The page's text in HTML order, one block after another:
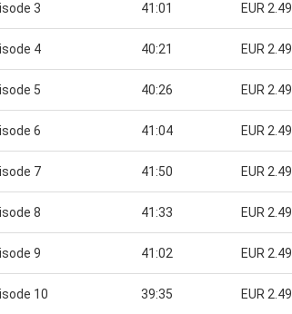
3 41:01 EUR 2.49
4 40:21 EUR 2.49
5 40:26 EUR 2.49
6 41:04 EUR 2.49
7 41:50 EUR 2.49
8 41:33 EUR 2.49
9 41:02 EUR 2.49
10 39:35 EUR 2.49